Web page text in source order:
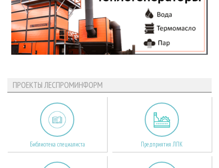
ПРОЕКТЫ ЛЕСПРОМИНФОРМ
Библиотека специалиста Предприятия ЛПК